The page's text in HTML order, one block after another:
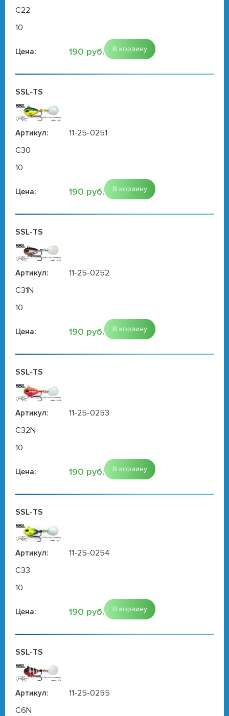
C22
10
Цена: 190 руб. В корзину
SSL-TS
Артикул:
11-25-0251
C30
10
Цена: 190 руб. В корзину
SSL-TS
Артикул:
11-25-0252
C31N
10
Цена: 190 руб. В корзину
SSL-TS
Артикул:
11-25-0253
C32N
10
Цена: 190 руб. В корзину
SSL-TS
Артикул:
11-25-0254
C33
10
Цена: 190 руб. В корзину
SSL-TS
Артикул:
11-25-0255
C6N